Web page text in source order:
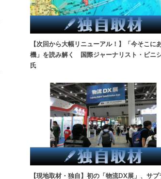
【次回から大幅リニューアル！】「今そこに
機」を読み解く 国際ジャーナリスト・ビニ
氏
【現地取材・独自】初の「物流DX展」、サプ